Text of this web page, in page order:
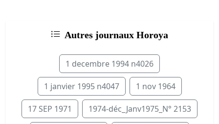
Autres journaux Horoya
1 decembre 1994 n4026
1 janvier 1995 n4047 1 nov 1964
17 SEP 1971 1974-déc_Janv1975_N° 2153